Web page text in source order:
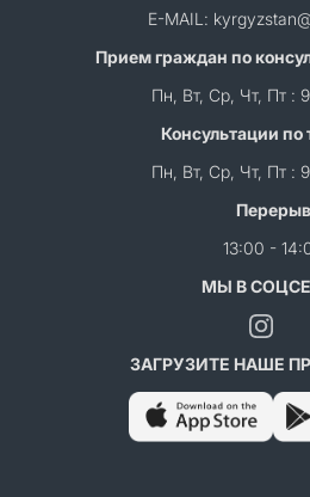
E-MAIL:
Прием граждан по
Пн, Вт, Ср, Чт, Пт :
Консультации по
Пн, Вт, Ср, Чт, Пт :
Перерыв
13:00 -
МЫ В
ЗАГРУЗИТЕ НАШЕ